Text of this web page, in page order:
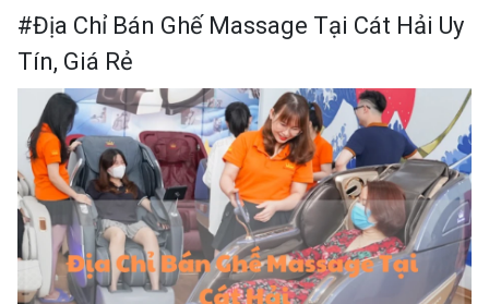
#Địa Chỉ Bán Ghế Massage Tại Cát Hải Uy
Tín, Giá Rẻ